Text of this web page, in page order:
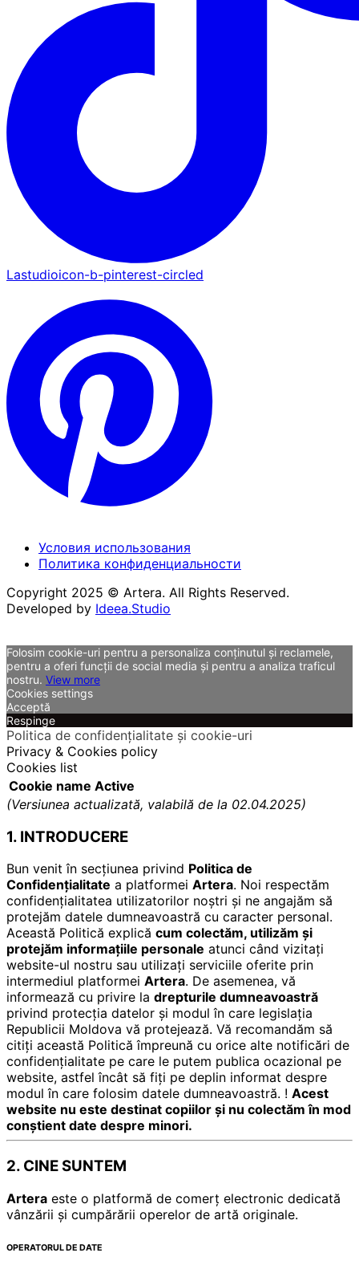
Lastudioicon-b-pinterest-circled
Условия использования
Политика конфиденциальности
Copyright 2025 © Artera. All Rights Reserved.
Developed by Ideea.Studio
Folosim cookie-uri pentru a personaliza conținutul și reclamele,
pentru a oferi funcții de social media și pentru a analiza traficul
nostru. View more
Cookies settings
Acceptă
Respinge
Politica de confidențialitate și cookie-uri
Privacy & Cookies policy
Cookies list
Cookie name Active
(Versiunea actualizată, valabilă de la 02.04.2025)
1. INTRODUCERE
Bun venit în secțiunea privind Politica de
Confidențialitate a platformei Artera. Noi respectăm
confidențialitatea utilizatorilor noștri și ne angajăm să
protejăm datele dumneavoastră cu caracter personal.
Această Politică explică cum colectăm, utilizăm și
protejăm informațiile personale atunci când vizitați
website-ul nostru sau utilizați serviciile oferite prin
intermediul platformei Artera. De asemenea, vă
informează cu privire la drepturile dumneavoastră
privind protecția datelor și modul în care legislația
Republicii Moldova vă protejează. Vă recomandăm să
citiți această Politică împreună cu orice alte notificări de
confidențialitate pe care le putem publica ocazional pe
website, astfel încât să fiți pe deplin informat despre
modul în care folosim datele dumneavoastră. ! Acest
website nu este destinat copiilor și nu colectăm în mod
conștient date despre minori.
2. CINE SUNTEM
Artera este o platformă de comerț electronic dedicată
vânzării și cumpărării operelor de artă originale.
OPERATORUL DE DATE